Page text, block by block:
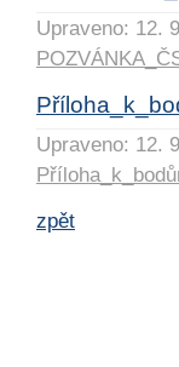
Upraveno: 12.
Upraveno: 12.
zpět